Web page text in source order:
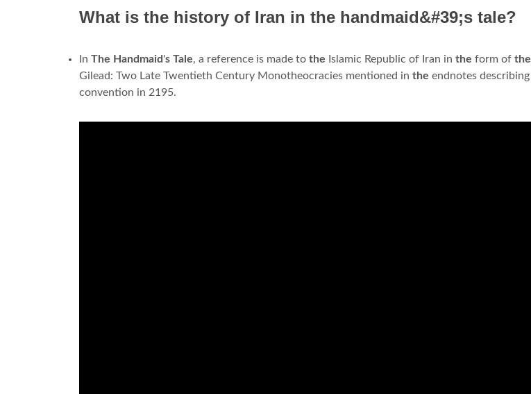
What is the history of Iran in the handmaid&#39;s tale?
In The Handmaid's Tale, a reference is made to the Islamic Republic of Iran in the form of the
Gilead: Two Late Twentieth Century Monotheocracies mentioned in the endnotes describing
convention in 2195.